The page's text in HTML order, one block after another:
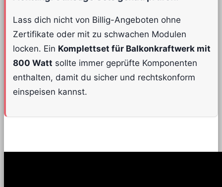
Lass dich nicht von Billig-Angeboten ohne
Zertifikate oder mit zu schwachen Modulen
locken. Ein Komplettset für Balkonkraftwerk mit
800 Watt sollte immer geprüfte Komponenten
enthalten, damit du sicher und rechtskonform
einspeisen kannst.